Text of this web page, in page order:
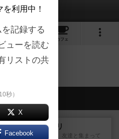
カフェ
のトップに戻る
しい投稿
モンジャ・ミドリ
を持っているのですが、友達と集まって
利用中！
記録する
ューを読む
リストの共
秒）
X
Facebook